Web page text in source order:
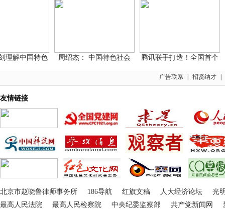
中国特色 周绍杰： 中国特色社会 腾讯联手打造！全国首个 王
广告联系 招贤纳才
友情链接
北京市赵晓鲁律师事务所 186导航 红旗文稿 人大经济论坛
光
最高人民法院
最高人民检察院 中央纪委监察部 共产党新闻网